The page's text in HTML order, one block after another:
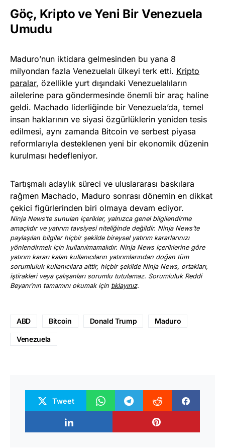
Göç, Kripto ve Yeni Bir Venezuela
Umudu
Maduro’nun iktidara gelmesinden bu yana 8
milyondan fazla Venezuelalı ülkeyi terk etti. Kripto
paralar, özellikle yurt dışındaki Venezuelalıların
ailelerine para göndermesinde önemli bir araç haline
geldi. Machado liderliğinde bir Venezuela’da, temel
insan haklarının ve siyasi özgürlüklerin yeniden tesis
edilmesi, aynı zamanda Bitcoin ve serbest piyasa
reformlarıyla desteklenen yeni bir ekonomik düzenin
kurulması hedefleniyor.
Tartışmalı adaylık süreci ve uluslararası baskılara
rağmen Machado, Maduro sonrası dönemin en dikkat
çekici figürlerinden biri olmaya devam ediyor.
Ninja News’te sunulan içerikler, yalnızca genel bilgilendirme
amaçlıdır ve yatırım tavsiyesi niteliğinde değildir. Ninja News’te
paylaşılan bilgiler hiçbir şekilde bireysel yatırım kararlarınızı
yönlendirmek için kullanılmamalıdır. Ninja News içeriklerine göre
yatırım kararı kalan kullanıcıların yatırımlarından doğan tüm
sorumluluk kullanıcılara aittir, hiçbir şekilde Ninja News, ortakları,
iştirakleri veya çalışanları sorumlu tutulamaz. Sorumluluk Reddi
Beyanı’nın tamamını okumak için tıklayınız.
ABD Bitcoin Donald Trump Maduro
Venezuela
Tweet